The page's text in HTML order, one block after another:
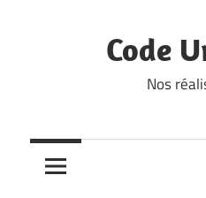
Code
Nos